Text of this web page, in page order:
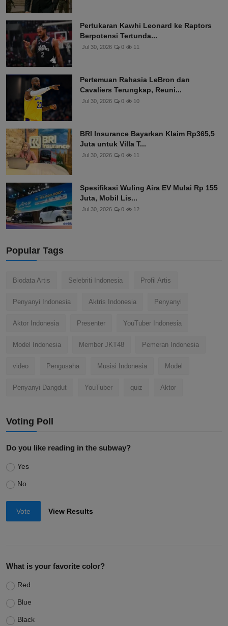
Pertukaran Kawhi Leonard ke Raptors
Berpotensi Tertunda...
Jul 30, 2026 0 11
Pertemuan Rahasia LeBron dan
Cavaliers Terungkap, Reuni...
Jul 30, 2026 0 10
BRI Insurance Bayarkan Klaim Rp365,5
Juta untuk Villa T...
Jul 30, 2026 0 11
Spesifikasi Wuling Aira EV Mulai Rp 155
Juta, Mobil Lis...
Jul 30, 2026 0 12
Popular Tags
Biodata Artis Selebriti Indonesia Profil Artis
Penyanyi Indonesia Aktris Indonesia Penyanyi
Aktor Indonesia Presenter YouTuber Indonesia
Model Indonesia Member JKT48 Pemeran Indonesia
video Pengusaha Musisi Indonesia Model
Penyanyi Dangdut YouTuber quiz Aktor
Voting Poll
Do you like reading in the subway?
Yes
No
Vote View Results
What is your favorite color?
Red
Blue
Black